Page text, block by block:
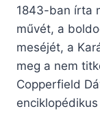
1843-ban írta
művét, a
meséjét, a
meg a nem
Copperfield